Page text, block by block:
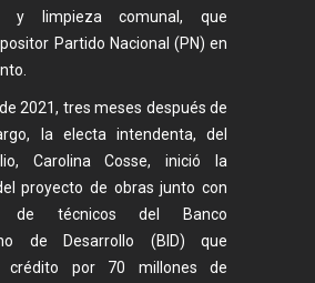
y limpieza comunal, que
Partido Nacional (PN) en
2021, tres meses después de
la electa intendenta, del
Carolina Cosse, inició la
proyecto de obras junto con
de técnicos del Banco
de Desarrollo (BID) que
crédito por 70 millones de